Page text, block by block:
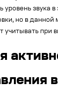
уровень звука в
но в данной
учитывать при